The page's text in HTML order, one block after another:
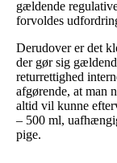
gældende
forvoldes
Derudover er det
der gør sig
returrettighed
afgørende, at man
altid vil kunne
– 500 ml,
pige.